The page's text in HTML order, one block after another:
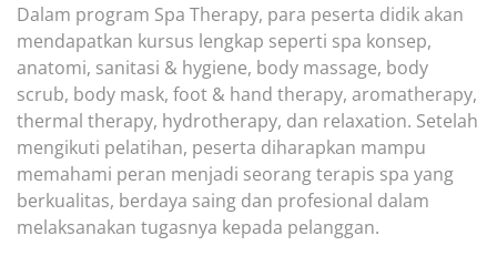
Dalam program Spa Therapy, para peserta didik akan
mendapatkan kursus lengkap seperti spa konsep,
anatomi, sanitasi & hygiene, body massage, body
scrub, body mask, foot & hand therapy, aromatherapy,
thermal therapy, hydrotherapy, dan relaxation. Setelah
mengikuti pelatihan, peserta diharapkan mampu
memahami peran menjadi seorang terapis spa yang
berkualitas, berdaya saing dan profesional dalam
melaksanakan tugasnya kepada pelanggan.